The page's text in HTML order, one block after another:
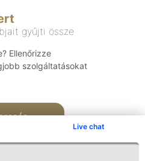
Live chat
gyűjti össze
Ellenőrizze
szolgáltatásokat